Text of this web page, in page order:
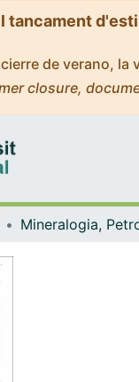
tancament
de verano,
closure,